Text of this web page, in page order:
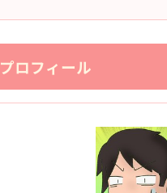
プロフィール